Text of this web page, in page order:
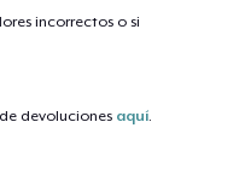
incorrectos o si
devoluciones aquí.